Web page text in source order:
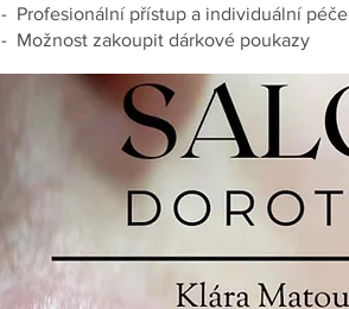
- Profesionální přístup a individuální péče
- Možnost zakoupit dárkové poukazy